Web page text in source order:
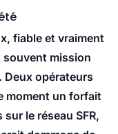
fiable et vraiment
souvent mission
Deux opérateurs
moment un forfait
le réseau SFR,